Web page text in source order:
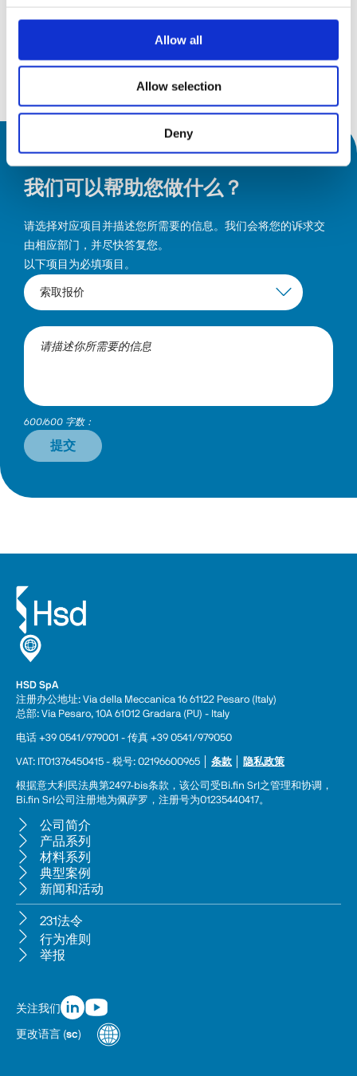
Allow all
Allow selection
Deny
9月26
发现
我们可以帮助您做什么？
请选择对应项目并描述您所需要的信息。我们会将您的诉求交
由相应部门，并尽快答复您。
以下项目为必填项目。
600/600 字数：
提交
HSD SpA
注册办公地址: Via della Meccanica 16 61122 Pesaro (Italy)
总部: Via Pesaro, 10A 61012 Gradara (PU) - Italy
电话 +39 0541/979001 - 传真 +39 0541/979050
VAT: IT01376450415 - 税号: 02196600965 │ 条款 隐私政策
根据意大利民法典第2497-bis条款，该公司受Bi.fin Srl之管理和协调，
Bi.fin Srl公司注册地为佩萨罗，注册号为01235440417。
公司简介
产品系列
材料系列
典型案例
新闻和活动
231法令
行为准则
举报
关注我们
更改语言 (sc)